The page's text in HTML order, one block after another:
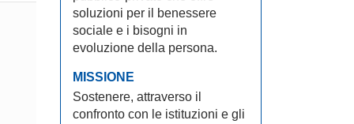
soluzioni per il benessere
sociale e i bisogni in
evoluzione della persona.
MISSIONE
Sostenere, attraverso il
confronto con le istituzioni e gli